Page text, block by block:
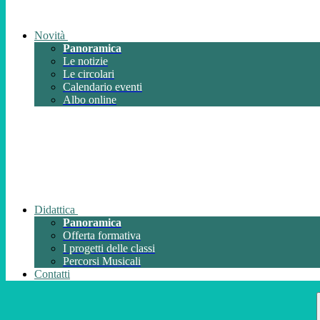
Novità
Panoramica
Le notizie
Le circolari
Calendario eventi
Albo online
Didattica
Panoramica
Offerta formativa
I progetti delle classi
Percorsi Musicali
Contatti